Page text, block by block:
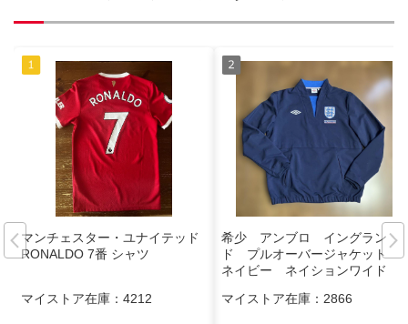
マンチェスター・ユナイテッド
RONALDO 7番 シャツ
マイストア在庫： 4212
希少 アンブロ イングラン
ド プルオーバージャケット
ネイビー ネイションワイド
マイストア在庫： 2866